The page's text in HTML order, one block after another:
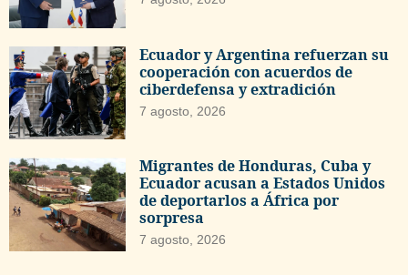
Ecuador y Argentina refuerzan su
cooperación con acuerdos de
ciberdefensa y extradición
7 agosto, 2026
Migrantes de Honduras, Cuba y
Ecuador acusan a Estados Unidos
de deportarlos a África por
sorpresa
7 agosto, 2026